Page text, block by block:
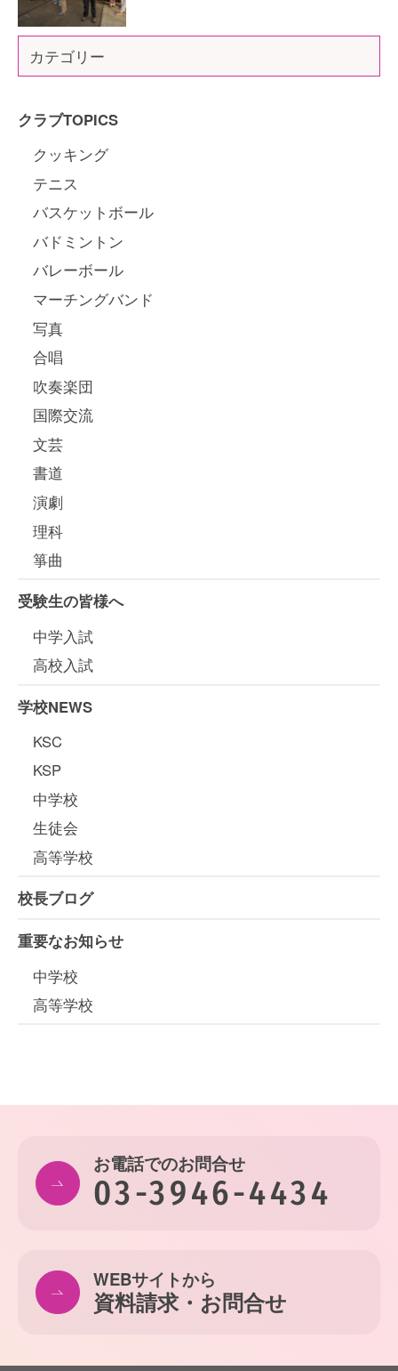
カテゴリー
クラブTOPICS
クッキング
テニス
バスケットボール
バドミントン
バレーボール
マーチングバンド
写真
合唱
吹奏楽団
国際交流
文芸
書道
演劇
理科
箏曲
受験生の皆様へ
中学入試
高校入試
学校NEWS
KSC
KSP
中学校
生徒会
高等学校
校長ブログ
重要なお知らせ
中学校
高等学校
お電話でのお問合せ
03-3946-4434
WEBサイトから
資料請求・お問合せ